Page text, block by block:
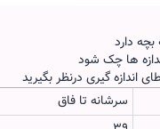
دارد
ها چک شود
اندازه گیری درنظر بگیرید
سرشانه تا فاق